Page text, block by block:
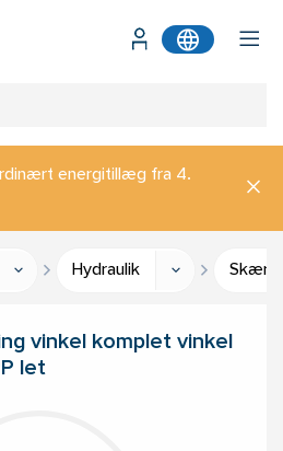
energitillæg fra 4.
Hydraulik
vinkel komplet vinkel
let